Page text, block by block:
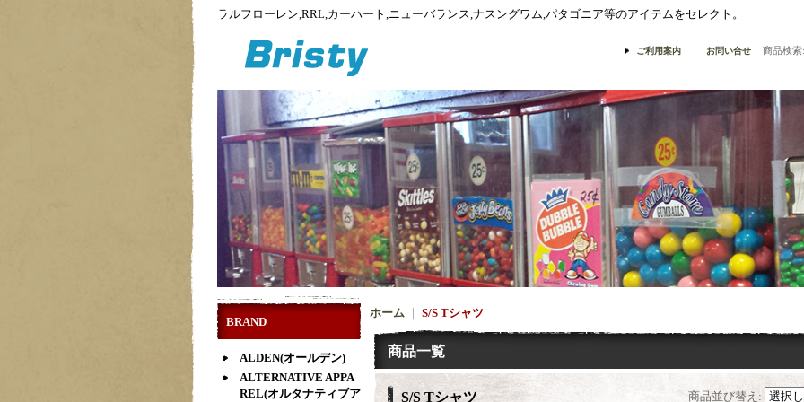
ラルフローレン,RRL,カーハート,ニューバランス,ナスングワム,パタゴニア等のアイテムをセレクト。
ご利用案内 ｜ お問い合せ 商品検索:
BRAND
ALDEN(オールデン)
ALTERNATIVE APPA
REL(オルタナティブア
ホーム S/S Tシャツ
商品一覧
S/S Tシャツ 商品並び替え :